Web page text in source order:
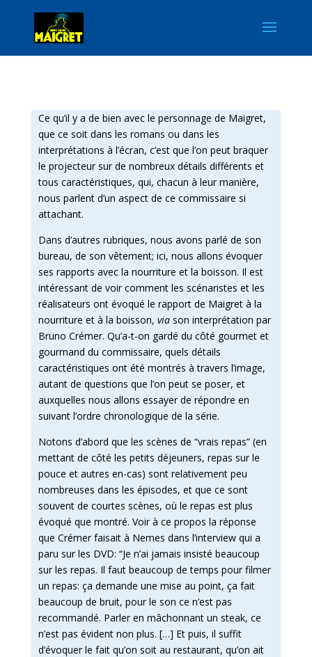
Ce qu’il y a de bien avec le personnage de Maigret,
que ce soit dans les romans ou dans les
interprétations à l’écran, c’est que l’on peut braquer
le projecteur sur de nombreux détails différents et
tous caractéristiques, qui, chacun à leur manière,
nous parlent d’un aspect de ce commissaire si
attachant.
Dans d’autres rubriques, nous avons parlé de son
bureau, de son vêtement; ici, nous allons évoquer
ses rapports avec la nourriture et la boisson. Il est
intéressant de voir comment les scénaristes et les
réalisateurs ont évoqué le rapport de Maigret à la
nourriture et à la boisson, via son interprétation par
Bruno Crémer. Qu’a-t-on gardé du côté gourmet et
gourmand du commissaire, quels détails
caractéristiques ont été montrés à travers l’image,
autant de questions que l’on peut se poser, et
auxquelles nous allons essayer de répondre en
suivant l’ordre chronologique de la série.
Notons d’abord que les scènes de “vrais repas” (en
mettant de côté les petits déjeuners, repas sur le
pouce et autres en-cas) sont relativement peu
nombreuses dans les épisodes, et que ce sont
souvent de courtes scènes, où le repas est plus
évoqué que montré. Voir à ce propos la réponse
que Crémer faisait à Nemes dans l’interview qui a
paru sur les DVD: “Je n’ai jamais insisté beaucoup
sur les repas. Il faut beaucoup de temps pour filmer
un repas: ça demande une mise au point, ça fait
beaucoup de bruit, pour le son ce n’est pas
recommandé. Parler en mâchonnant un steak, ce
n’est pas évident non plus. […] Et puis, il suffit
d’évoquer le fait qu’on soit au restaurant, qu’on ait